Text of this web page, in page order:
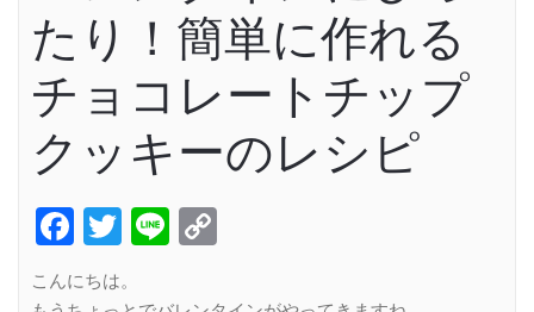
たり！簡単に作れる
チョコレートチップ
クッキーのレシピ
Facebook
Twitter
Line
こんにちは。